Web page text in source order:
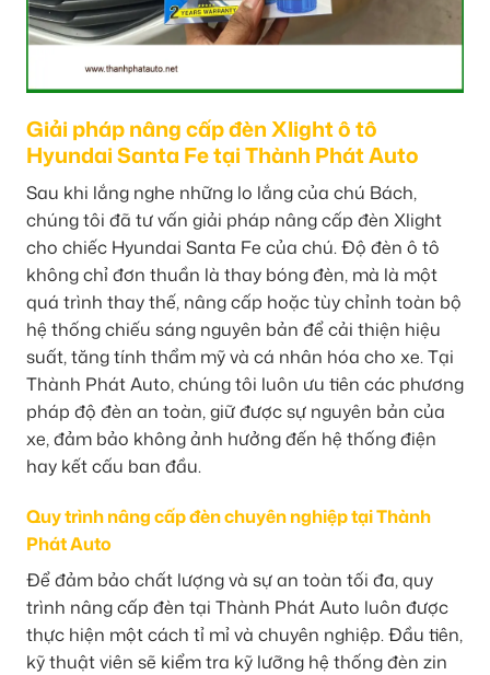
Giải pháp nâng cấp đèn Xlight ô tô
Hyundai Santa Fe tại Thành Phát Auto
Sau khi lắng nghe những lo lắng của chú Bách,
chúng tôi đã tư vấn giải pháp nâng cấp đèn Xlight
cho chiếc Hyundai Santa Fe của chú. Độ đèn ô tô
không chỉ đơn thuần là thay bóng đèn, mà là một
quá trình thay thế, nâng cấp hoặc tùy chỉnh toàn bộ
hệ thống chiếu sáng nguyên bản để cải thiện hiệu
suất, tăng tính thẩm mỹ và cá nhân hóa cho xe. Tại
Thành Phát Auto, chúng tôi luôn ưu tiên các phương
pháp độ đèn an toàn, giữ được sự nguyên bản của
xe, đảm bảo không ảnh hưởng đến hệ thống điện
hay kết cấu ban đầu.
Quy trình nâng cấp đèn chuyên nghiệp tại Thành
Phát Auto
Để đảm bảo chất lượng và sự an toàn tối đa, quy
trình nâng cấp đèn tại Thành Phát Auto luôn được
thực hiện một cách tỉ mỉ và chuyên nghiệp. Đầu tiên,
kỹ thuật viên sẽ kiểm tra kỹ lưỡng hệ thống đèn zin